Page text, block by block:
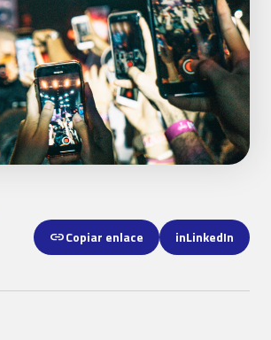
linkCopiar enlace inLinkedIn